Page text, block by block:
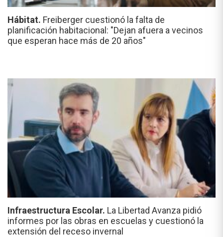
Hábitat. Freiberger cuestionó la falta de
planificación habitacional: "Dejan afuera a vecinos
que esperan hace más de 20 años"
Infraestructura Escolar. La Libertad Avanza pidió
informes por las obras en escuelas y cuestionó la
extensión del receso invernal